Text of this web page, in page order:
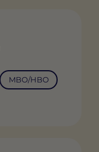
MBO/HBO